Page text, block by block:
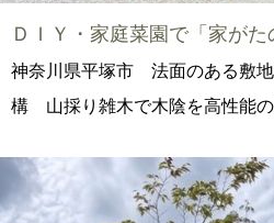
ＤＩＹ・家庭菜園で「家がた
神奈川県平塚市 法面のある敷
構 山採り雑木で木陰を高性能